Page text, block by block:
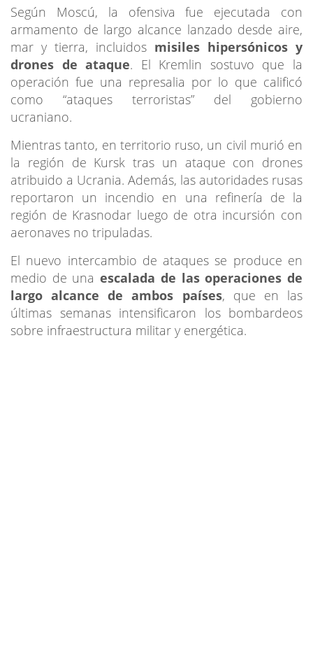
Según Moscú, la ofensiva fue ejecutada con
armamento de largo alcance lanzado desde aire,
mar y tierra, incluidos misiles hipersónicos y
drones de ataque. El Kremlin sostuvo que la
operación fue una represalia por lo que calificó
como “ataques terroristas” del gobierno
ucraniano.
Mientras tanto, en territorio ruso, un civil murió en
la región de Kursk tras un ataque con drones
atribuido a Ucrania. Además, las autoridades rusas
reportaron un incendio en una refinería de la
región de Krasnodar luego de otra incursión con
aeronaves no tripuladas.
El nuevo intercambio de ataques se produce en
medio de unaescalada de las operaciones de
largo alcance de ambos países, que en las
últimas semanas intensificaron los bombardeos
sobre infraestructura militar y energética.